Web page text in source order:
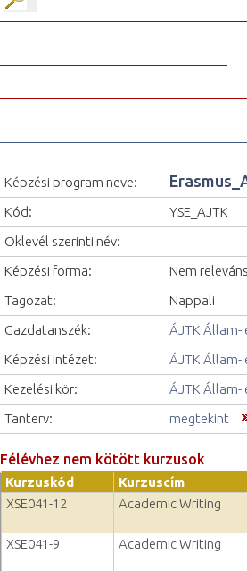
Képzési program neve:
Kód:
YSE_AJTK
Oklevél szerinti név:
Képzési forma:
Nem releváns
Tagozat:
Nappali
Gazdatanszék:
ÁJTK Állam-
Képzési intézet:
ÁJTK Állam-
Kezelési kör:
ÁJTK Állam-
Tanterv:
megtekint
Félévhez nem kötött kurzusok
Kurzuskód Kurzuscím
XSE041-12
Academic Writing
XSE041-9
Academic Writing